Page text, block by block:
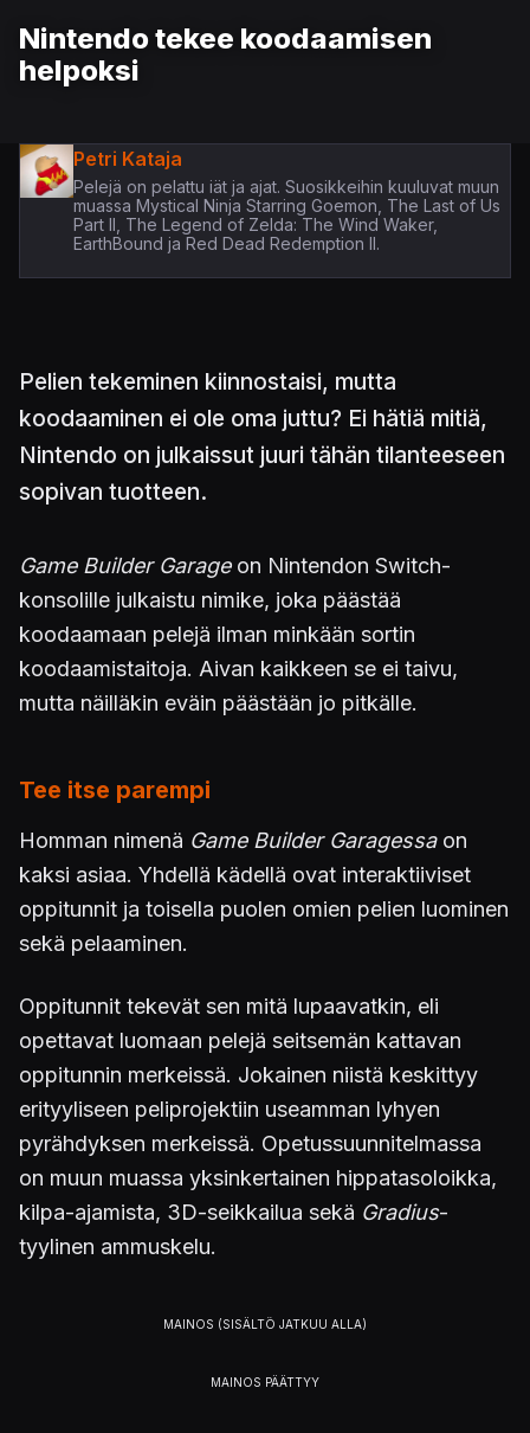
Nintendo tekee koodaamisen
helpoksi
Petri Kataja
Pelejä on pelattu iät ja ajat. Suosikkeihin kuuluvat muun
muassa Mystical Ninja Starring Goemon, The Last of Us
Part II, The Legend of Zelda: The Wind Waker,
EarthBound ja Red Dead Redemption II.
Pelien tekeminen kiinnostaisi, mutta
koodaaminen ei ole oma juttu? Ei hätiä mitiä,
Nintendo on julkaissut juuri tähän tilanteeseen
sopivan tuotteen.
Game Builder Garageon Nintendon Switch-
konsolille julkaistu nimike, joka päästää
koodaamaan pelejä ilman minkään sortin
koodaamistaitoja. Aivan kaikkeen se ei taivu,
mutta näilläkin eväin päästään jo pitkälle.
Tee itse parempi
Homman nimenä Game Builder Garagessaon
kaksi asiaa. Yhdellä kädellä ovat interaktiiviset
oppitunnit ja toisella puolen omien pelien luominen
sekä pelaaminen.
Oppitunnit tekevät sen mitä lupaavatkin, eli
opettavat luomaan pelejä seitsemän kattavan
oppitunnin merkeissä. Jokainen niistä keskittyy
erityyliseen peliprojektiin useamman lyhyen
pyrähdyksen merkeissä. Opetussuunnitelmassa
on muun muassa yksinkertainen hippatasoloikka,
kilpa-ajamista, 3D-seikkailua sekä Gradius-
tyylinen ammuskelu.